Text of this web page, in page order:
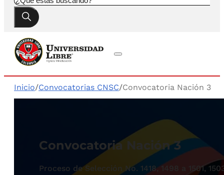
Inicio/Convocatorias CNSC/Convocatoria Nación 3
Convocatoria Nación 3
Proceso de Selección No. 1418, 1498 a 1501,